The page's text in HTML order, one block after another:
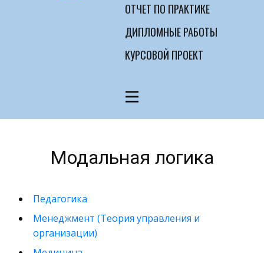
ОТЧЕТ ПО ПРАКТИКЕ
ДИПЛОМНЫЕ РАБОТЫ
КУРСОВОЙ ПРОЕКТ
Модальная логика
Педагогика
Менеджмент (Теория управления и
организации)